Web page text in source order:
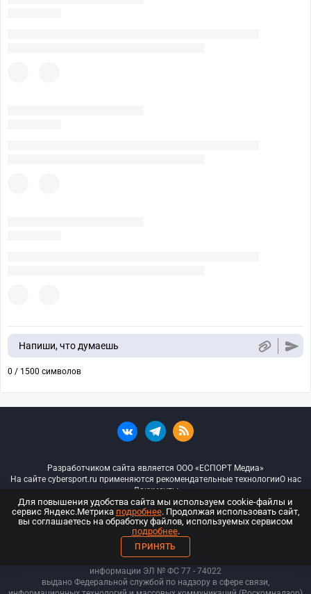
Напиши, что думаешь
0 / 1500 символов
Разработчиком сайта является ООО «ЕСПОРТ Медиа»
На сайте cybersport.ru применяются рекомендательные технологииО нас
Документы
© ООО «Киберспорт.ру» — Все права защищены
18+
ООО «Киберспорт.ру». Свидетельство о регистрации средств массовой
информации ЭЛ № ФС 77 - 74022
выдано Федеральной службой по надзору в сфере связи,
Для повышения удобства сайта мы используем cookie-файлы и
сервис Яндекс.Метрика подробнее. Продолжая использовать сайт,
вы соглашаетесь на обработку файлов, используемых сервисом
подробнее.
ПРИНЯТЬ